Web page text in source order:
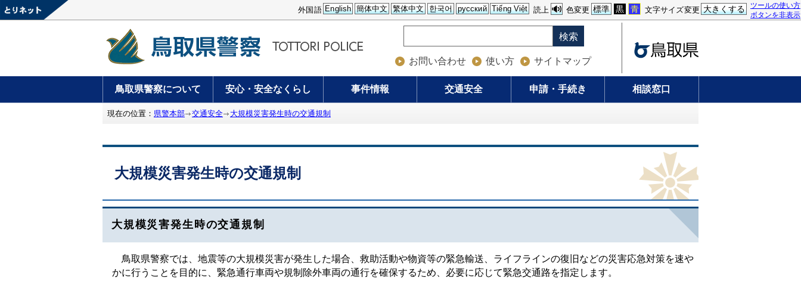
ツールの使い方
ボタンを非表示
文字サイズ変更 大きくする
色変更 標準 黒 青
読上
外国語 English 簡体中文 繁体中文 한국어 русский Tiếng Việt
検索
お問い合わせ 使い方 サイトマップ
鳥取県警察について 安心・安全なくらし 事件情報 交通安全 申請・手続き 相談窓口
現在の位置： 県警本部 交通安全 大規模災害発生時の交通規制
大規模災害発生時の交通規制
大規模災害発生時の交通規制
鳥取県警察では、地震等の大規模災害が発生した場合、救助活動や物資等の緊急輸送、ライフラインの復旧などの災害応急対策を速や
かに行うことを目的に、緊急通行車両や規制除外車両の通行を確保するため、必要に応じて緊急交通路を指定します。